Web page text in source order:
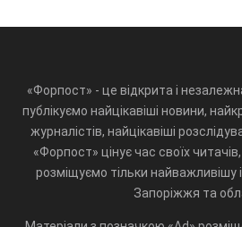
«Форпост» - це відкрита і
публікуємо найцікавіші новини,
журналістів, найцікавіші
«Форпост» цінує час своїх
розміщуємо тільки найважливішу
Запоріжжя та